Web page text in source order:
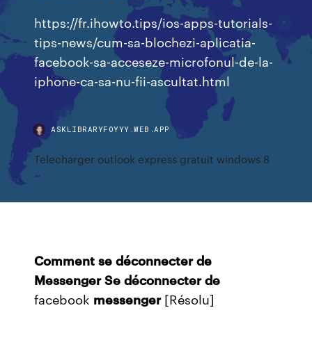
https://fr.ihowto.tips/ios-apps-tutorials-
tips-news/cum-sa-blochezi-aplicatia-
facebook-sa-acceseze-microfonul-de-la-
iphone-ca-sa-nu-fii-ascultat.html
ASKLIBRARYFOYYY.WEB.APP
Telecharger outlook express gratuit windows 8
Comment se déconnecter de
Messenger Se déconnecter de
facebook messenger[Résolu]